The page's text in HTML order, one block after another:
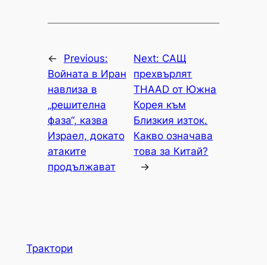
←
Previous:
Войната в Иран
навлиза в
„решителна
фаза“, казва
Израел, докато
атаките
продължават
Next: САЩ
прехвърлят
THAAD от Южна
Корея към
Близкия изток.
Какво означава
това за Китай?
→
Трактори